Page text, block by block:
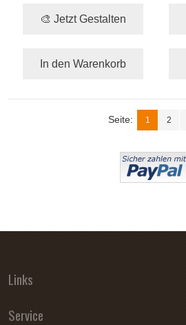
🎨 Jetzt Gestalten
In den Warenkorb
Seite: 1 2
Links
Service